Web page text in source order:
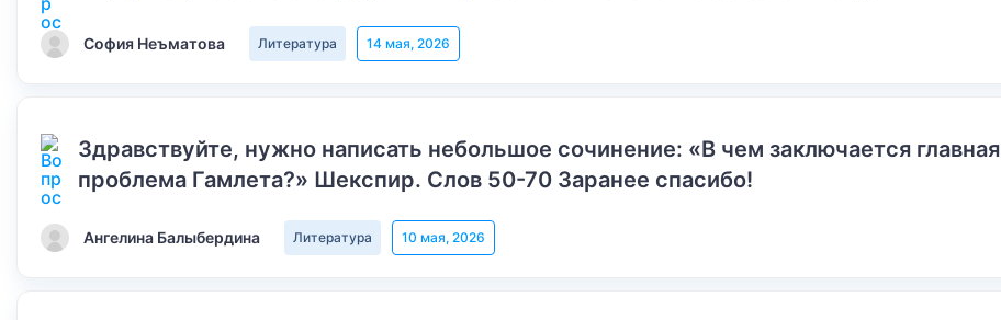
София Неъматова Литература 14 мая, 2026
Здравствуйте, нужно написать небольшое сочинение: «В чем заключается главная
проблема Гамлета?» Шекспир. Слов 50-70 Заранее спасибо!
Ангелина Балыбердина Литература 10 мая, 2026